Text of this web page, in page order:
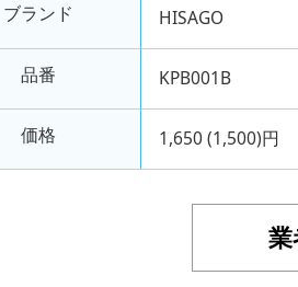
ブランド HISAGO
品番 KPB001B
価格 1,650 (1,500)円